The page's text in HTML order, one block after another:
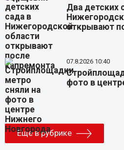
Два детских
открывают
07.8.2026 10:40
фото в
Еще в рубрике